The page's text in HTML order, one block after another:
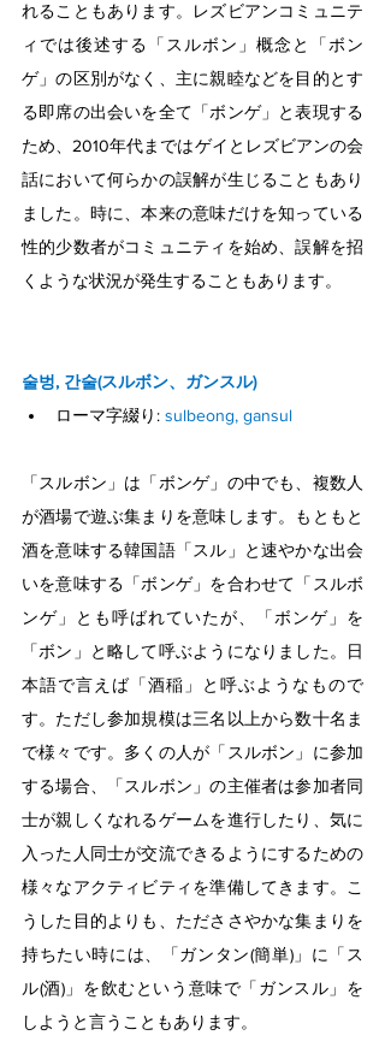
れることもあります。レズビアンコミュニテ
ィでは後述する「スルボン」概念と「ボン
ゲ」の区別がなく、主に親睦などを目的とす
る即席の出会いを全て「ボンゲ」と表現する
ため、2010年代まではゲイとレズビアンの会
話において何らかの誤解が生じることもあり
ました。時に、本来の意味だけを知っている
性的少数者がコミュニティを始め、誤解を招
くような状況が発生することもあります。
술벙, 간술(スルボン、ガンスル)
ローマ字綴り: sulbeong, gansul
「スルボン」は「ボンゲ」の中でも、複数人
が酒場で遊ぶ集まりを意味します。もともと
酒を意味する韓国語「スル」と速やかな出会
いを意味する「ボンゲ」を合わせて「スルボ
ンゲ」とも呼ばれていたが、「ボンゲ」を
「ボン」と略して呼ぶようになりました。日
本語で言えば「酒稲」と呼ぶようなもので
す。ただし参加規模は三名以上から数十名ま
で様々です。多くの人が「スルボン」に参加
する場合、「スルボン」の主催者は参加者同
士が親しくなれるゲームを進行したり、気に
入った人同士が交流できるようにするための
様々なアクティビティを準備してきます。こ
うした目的よりも、ただささやかな集まりを
持ちたい時には、「ガンタン(簡単)」に「ス
ル(酒)」を飲むという意味で「ガンスル」を
しようと言うこともあります。